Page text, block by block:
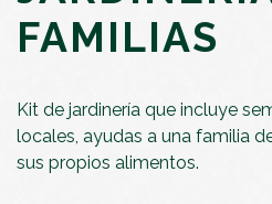
FAMILIAS
Kit de jardinería que incluye
locales, ayudas a una familia
sus propios alimentos.